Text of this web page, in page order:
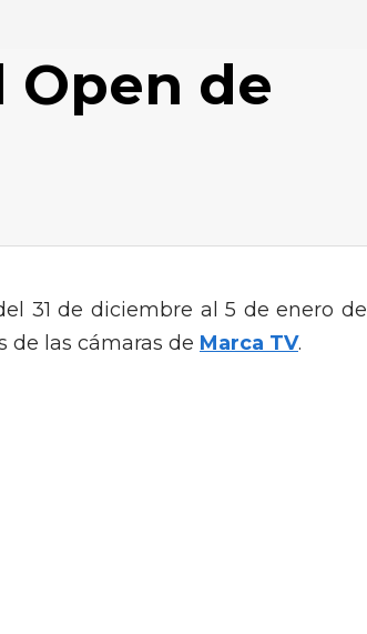
Open de
31 de diciembre al 5 de enero de
de las cámaras de Marca TV.